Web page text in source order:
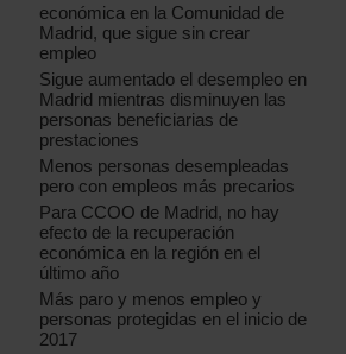
económica en la Comunidad de
Madrid, que sigue sin crear
empleo
Sigue aumentado el desempleo en
Madrid mientras disminuyen las
personas beneficiarias de
prestaciones
Menos personas desempleadas
pero con empleos más precarios
Para CCOO de Madrid, no hay
efecto de la recuperación
económica en la región en el
último año
Más paro y menos empleo y
personas protegidas en el inicio de
2017